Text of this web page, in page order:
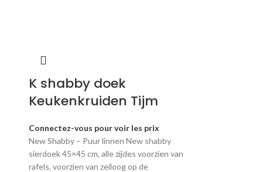
K shabby doek
Keukenkruiden Tijm
Connectez-vous pour voir les prix
New Shabby – Puur linnen New shabby
sierdoek 45×45 cm, alle zijdes voorzien van
rafels, voorzien van zeiloog op de